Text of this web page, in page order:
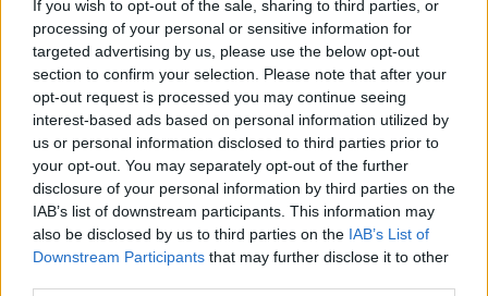
If you wish to opt-out of the sale, sharing to third parties, or
processing of your personal or sensitive information for
targeted advertising by us, please use the below opt-out
section to confirm your selection. Please note that after your
opt-out request is processed you may continue seeing
interest-based ads based on personal information utilized by
us or personal information disclosed to third parties prior to
your opt-out. You may separately opt-out of the further
disclosure of your personal information by third parties on the
IAB’s list of downstream participants. This information may
also be disclosed by us to third parties on the IAB’s List of
Downstream Participants that may further disclose it to other